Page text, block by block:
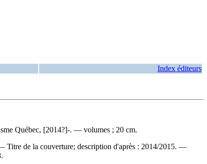
Index éditeurs
Québec, [2014?]-. — volumes ; 20 cm.
de la couverture; description d'après : 2014/2015. —